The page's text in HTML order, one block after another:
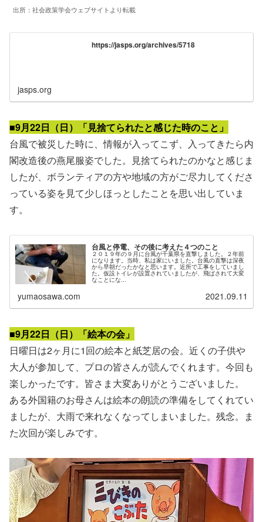
出所：社会政策学会ウェブサイトより転載
https://jasps.org/archives/5718
jasps.org
■9月22日（日）「見捨てられたと感じた時のこと」
台風で被災した時に、情報が入ってこず、入ってきたら内
閣改造後の燕尾服姿でした。見捨てられたのかなと感じま
したが、ボランティアの方や地域の方がご尽力してくださ
っている姿を見て少しほっとしたことを思い出していま
す。
台風と停電、その後に考えた４つのこと
２０１９年の９月に台風が千葉県を直撃しました。２年前
になります。当時、私は家にいました。台風の直撃は深夜
から早朝だったかなと思います。近所で工事をしていまし
た。仮設トイレが設置されていましたが、飛ばされて大変
なことにな...
yumaosawa.com 2021.09.11
■9月22日（日）「絵本の会」
日曜日は2ヶ月に1回の絵本と紙芝居の会。近くの子供や
大人が参加して、プロの皆さんが読んでくれます。今回も
楽しかったです。皆さま大変ありがとうございました。
ある外国籍のお母さんは絵本の朗読の準備をしてくれてい
ましたが、大雨で来れなくなってしまいました。残念。ま
た次回が楽しみです。